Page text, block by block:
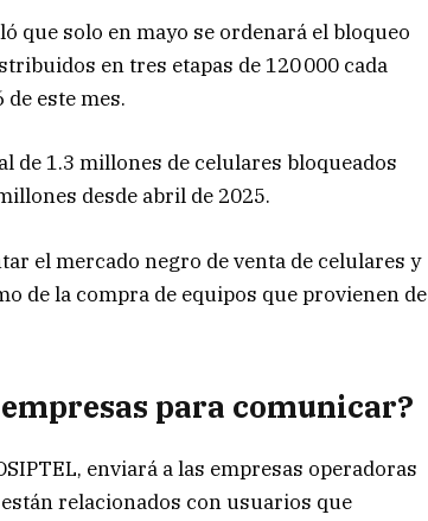
que solo en mayo se ordenará el bloqueo
en tres etapas de 120 000 cada
este mes.
de 1.3 millones de celulares bloqueados
desde abril de 2025.
el mercado negro de venta de celulares y
de la compra de equipos que provienen de
para comunicar?
enviará a las empresas operadoras
relacionados con usuarios que